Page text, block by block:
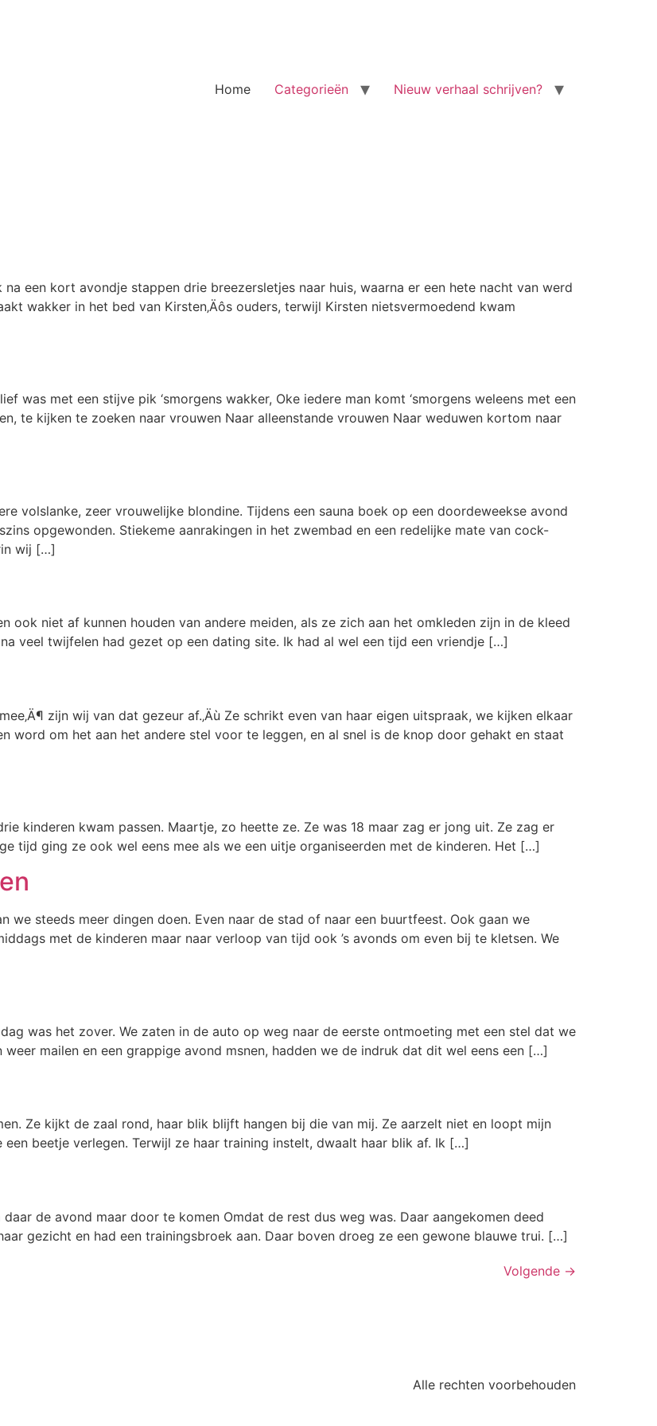
Home Categorieën Nieuw verhaal schrijven?
een kort avondje stappen drie breezersletjes naar huis, waarna er een hete nacht van werd
wakker in het bed van Kirsten‚Äôs ouders, terwijl Kirsten nietsvermoedend kwam
was met een stijve pik ‘smorgens wakker, Oke iedere man komt ‘smorgens weleens met een
te kijken te zoeken naar vrouwen Naar alleenstande vrouwen Naar weduwen kortom naar
volslanke, zeer vrouwelijke blondine. Tijdens een sauna boek op een doordeweekse avond
opgewonden. Stiekeme aanrakingen in het zwembad en een redelijke mate van cock-
wij […]
ook niet af kunnen houden van andere meiden, als ze zich aan het omkleden zijn in de kleed
veel twijfelen had gezet op een dating site. Ik had al wel een tijd een vriendje […]
zijn wij van dat gezeur af.‚Äù Ze schrikt even van haar eigen uitspraak, we kijken elkaar
word om het aan het andere stel voor te leggen, en al snel is de knop door gehakt en staat
kinderen kwam passen. Maartje, zo heette ze. Ze was 18 maar zag er jong uit. Ze zag er
tijd ging ze ook wel eens mee als we een uitje organiseerden met de kinderen. Het […]
we steeds meer dingen doen. Even naar de stad of naar een buurtfeest. Ook gaan we
met de kinderen maar naar verloop van tijd ook ’s avonds om even bij te kletsen. We
was het zover. We zaten in de auto op weg naar de eerste ontmoeting met een stel dat we
mailen en een grappige avond msnen, hadden we de indruk dat dit wel eens een […]
Ze kijkt de zaal rond, haar blik blijft hangen bij die van mij. Ze aarzelt niet en loopt mijn
beetje verlegen. Terwijl ze haar training instelt, dwaalt haar blik af. Ik […]
de avond maar door te komen Omdat de rest dus weg was. Daar aangekomen deed
gezicht en had een trainingsbroek aan. Daar boven droeg ze een gewone blauwe trui. […]
Volgende →
Alle rechten voorbehouden